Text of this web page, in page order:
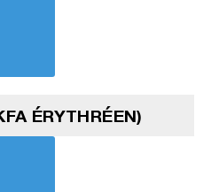
ÉRYTHRÉEN)